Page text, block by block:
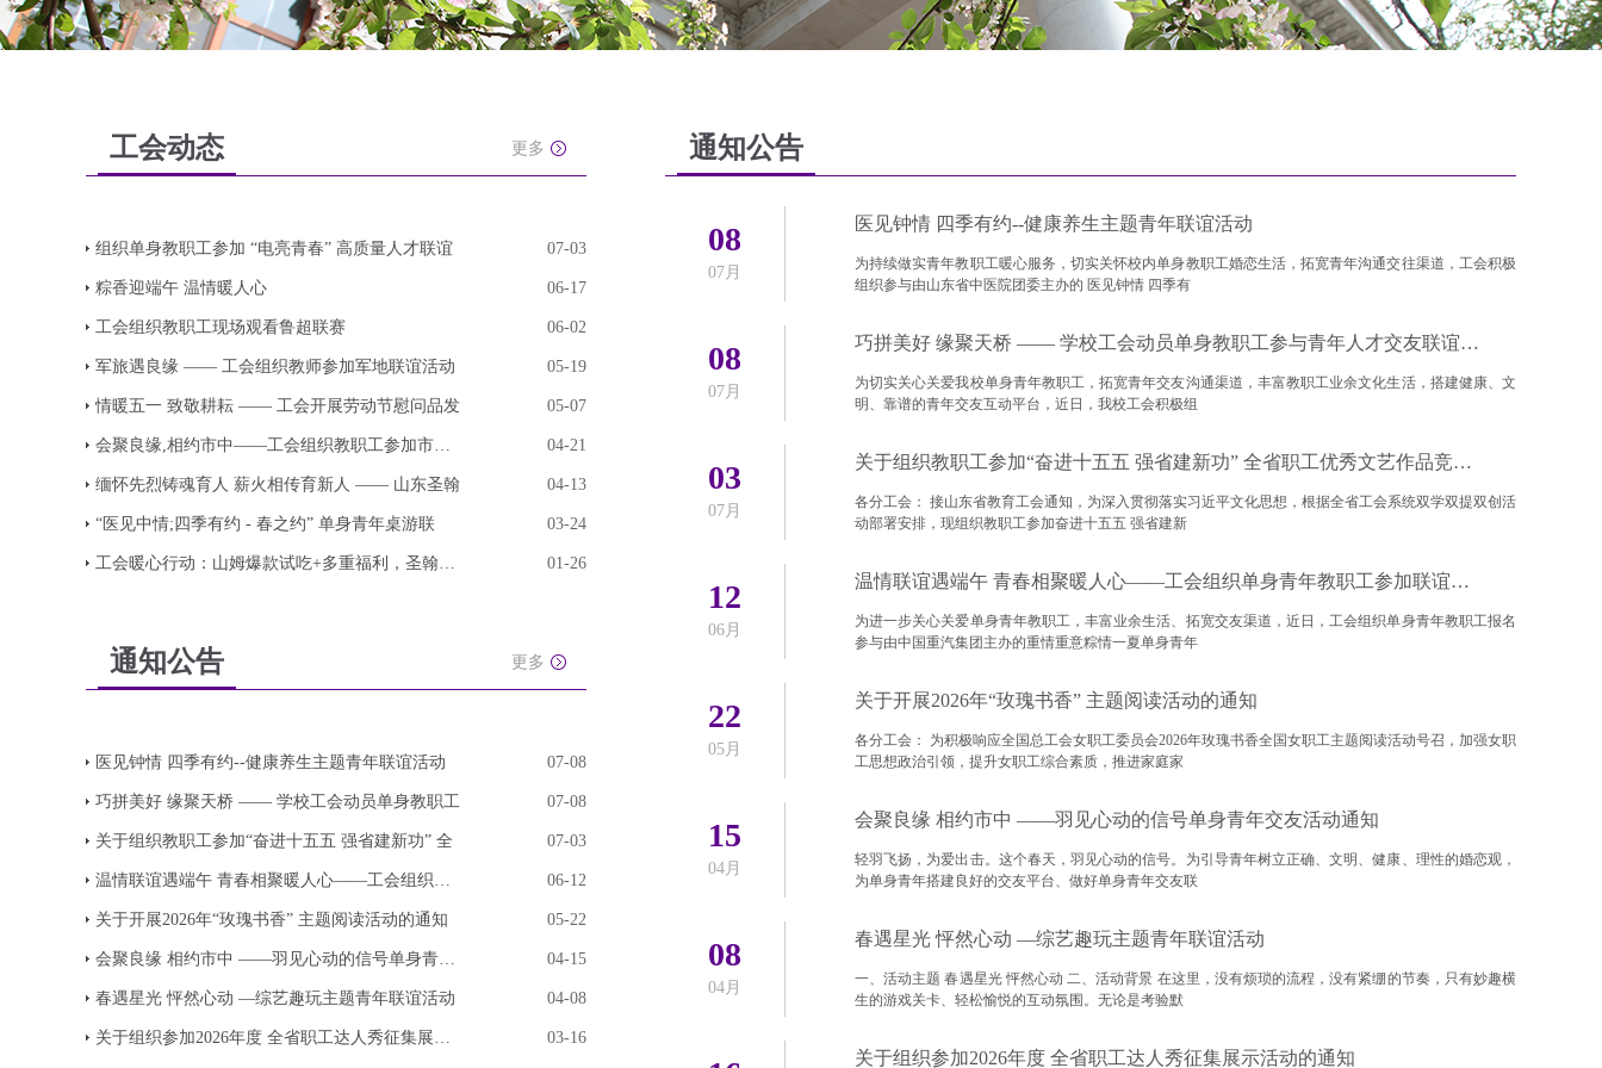
工会动态 更多
组织单身教职工参加 “电亮青春” 高质量人才联谊 07-03
粽香迎端午 温情暖人心 06-17
工会组织教职工现场观看鲁超联赛 06-02
军旅遇良缘 —— 工会组织教师参加军地联谊活动 05-19
情暖五一 致敬耕耘 —— 工会开展劳动节慰问品发 05-07
会聚良缘,相约市中——工会组织教职工参加市中区 04-21
缅怀先烈铸魂育人 薪火相传育新人 —— 山东圣翰 04-13
“医见中情;四季有约 - 春之约” 单身青年桌游联 03-24
工会暖心行动：山姆爆款试吃+多重福利，圣翰教师 01-26
通知公告 更多
医见钟情 四季有约--健康养生主题青年联谊活动 07-08
巧拼美好 缘聚天桥 —— 学校工会动员单身教职工 07-08
关于组织教职工参加“奋进十五五 强省建新功” 全 07-03
温情联谊遇端午 青春相聚暖人心——工会组织单身 06-12
关于开展2026年“玫瑰书香” 主题阅读活动的通知 05-22
会聚良缘 相约市中 ——羽见心动的信号单身青年交 04-15
春遇星光 怦然心动 —综艺趣玩主题青年联谊活动 04-08
关于组织参加2026年度 全省职工达人秀征集展示活 03-16
通知公告
08
07月
医见钟情 四季有约--健康养生主题青年联谊活动
为持续做实青年教职工暖心服务，切实关怀校内单身教职工婚恋生活，拓宽青年沟通交往渠道，工会积极
组织参与由山东省中医院团委主办的 医见钟情 四季有
08
07月
巧拼美好 缘聚天桥 —— 学校工会动员单身教职工参与青年人才交友联谊活动
为切实关心关爱我校单身青年教职工，拓宽青年交友沟通渠道，丰富教职工业余文化生活，搭建健康、文
明、靠谱的青年交友互动平台，近日，我校工会积极组
03
07月
关于组织教职工参加“奋进十五五 强省建新功” 全省职工优秀文艺作品竞赛活动的通知
各分工会： 接山东省教育工会通知，为深入贯彻落实习近平文化思想，根据全省工会系统双学双提双创活
动部署安排，现组织教职工参加奋进十五五 强省建新
12
06月
温情联谊遇端午 青春相聚暖人心——工会组织单身青年教职工参加联谊活动
为进一步关心关爱单身青年教职工，丰富业余生活、拓宽交友渠道，近日，工会组织单身青年教职工报名
参与由中国重汽集团主办的重情重意粽情一夏单身青年
22
05月
关于开展2026年“玫瑰书香” 主题阅读活动的通知
各分工会： 为积极响应全国总工会女职工委员会2026年玫瑰书香全国女职工主题阅读活动号召，加强女职
工思想政治引领，提升女职工综合素质，推进家庭家
15
04月
会聚良缘 相约市中 ——羽见心动的信号单身青年交友活动通知
轻羽飞扬，为爱出击。这个春天，羽见心动的信号。为引导青年树立正确、文明、健康、理性的婚恋观，
为单身青年搭建良好的交友平台、做好单身青年交友联
08
04月
春遇星光 怦然心动 —综艺趣玩主题青年联谊活动
一、活动主题 春遇星光 怦然心动 二、活动背景 在这里，没有烦琐的流程，没有紧绷的节奏，只有妙趣横
生的游戏关卡、轻松愉悦的互动氛围。无论是考验默
关于组织参加2026年度 全省职工达人秀征集展示活动的通知